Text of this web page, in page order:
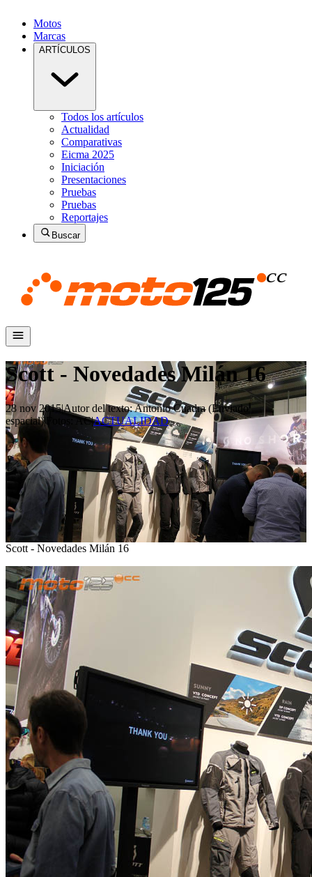
Motos
Marcas
ARTÍCULOS
Todos los artículos
Actualidad
Comparativas
Eicma 2025
Iniciación
Presentaciones
Pruebas
Pruebas
Reportajes
Buscar
Scott - Novedades Milán 16
28 nov 2015|Autor del texto:Antonio Cuadra (Enviado
espacial)| AC|ACTUALIDAD
Scott - Novedades Milán 16